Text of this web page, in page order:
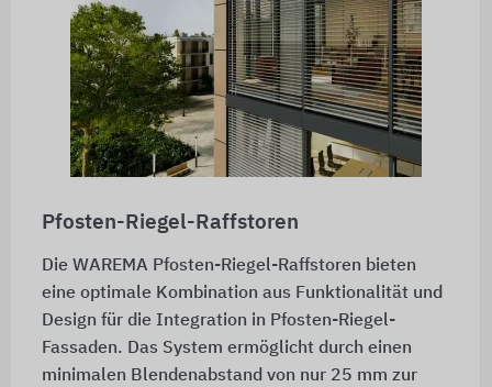
Pfosten-Riegel-Raffstoren
Die WAREMA Pfosten-Riegel-Raffstoren bieten
eine optimale Kombination aus Funktionalität und
Design für die Integration in Pfosten-Riegel-
Fassaden. Das System ermöglicht durch einen
minimalen Blendenabstand von nur 25 mm zur